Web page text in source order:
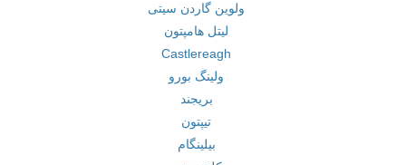
ولوین گاردن سیتی
لیتل هامپتون
Castlereagh
ولینگ بورو
بریجند
تیپتون
بیلینگام